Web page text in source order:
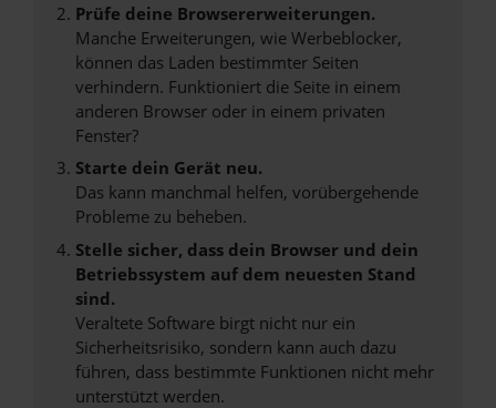
Prüfe deine Browsererweiterungen.
Manche Erweiterungen, wie Werbeblocker,
können das Laden bestimmter Seiten
verhindern. Funktioniert die Seite in einem
anderen Browser oder in einem privaten
Fenster?
Starte dein Gerät neu.
Das kann manchmal helfen, vorübergehende
Probleme zu beheben.
Stelle sicher, dass dein Browser und dein
Betriebssystem auf dem neuesten Stand
sind.
Veraltete Software birgt nicht nur ein
Sicherheitsrisiko, sondern kann auch dazu
führen, dass bestimmte Funktionen nicht mehr
unterstützt werden.